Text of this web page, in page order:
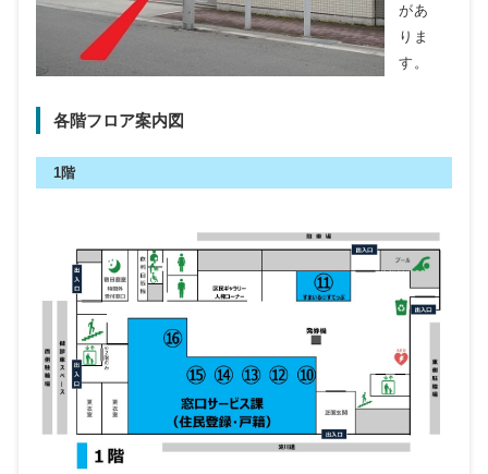
があ
りま
す。
各階フロア案内図
1階